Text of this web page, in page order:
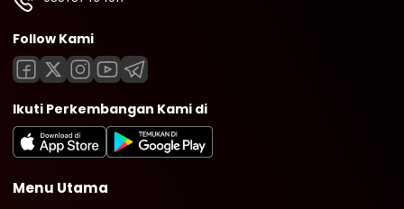
Follow Kami
Ikuti Perkembangan Kami di
Menu Utama